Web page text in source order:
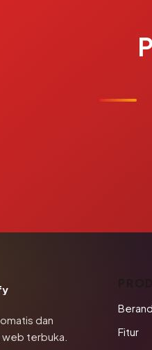
dan
terbuka.
Fitur